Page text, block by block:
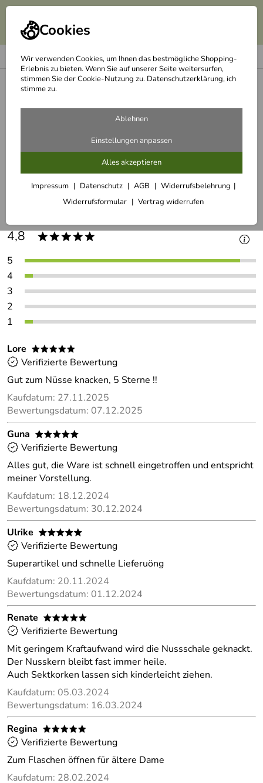
Cookies
Wir verwenden Cookies, um Ihnen das bestmögliche Shopping-
Erlebnis zu bieten. Wenn Sie auf unserer Seite weitersurfen,
stimmen Sie der Cookie-Nutzung zu. Datenschutzerklärung, ich
stimme zu.
Ablehnen
Einstellungen anpassen
Alles akzeptieren
Impressum Datenschutz AGB
Widerrufsbelehrung
Widerrufsformular
Vertrag widerrufen
Westmark Nussknacker & Sektzange Nussprofi Black Edition
zurück zum Artikel
Kundenbewertungen für Westmark
Nussknacker & Sektzange Nussprofi
Black Edition (29)
4,8 *****
5
4
3
2
1
Lore *****
Verifizierte Bewertung
Gut zum Nüsse knacken, 5 Sterne !!
Kaufdatum: 27.11.2025
Bewertungsdatum: 07.12.2025
Guna
*****
Verifizierte Bewertung
Alles gut, die Ware ist schnell eingetroffen und entspricht
meiner Vorstellung.
Kaufdatum: 18.12.2024
Bewertungsdatum: 30.12.2024
Ulrike
*****
Verifizierte Bewertung
Superartikel und schnelle Lieferuöng
Kaufdatum: 20.11.2024
Bewertungsdatum: 01.12.2024
Renate
*****
Verifizierte Bewertung
Mit geringem Kraftaufwand wird die Nussschale geknackt.
Der Nusskern bleibt fast immer heile.
Auch Sektkorken lassen sich kinderleicht ziehen.
Kaufdatum: 05.03.2024
Bewertungsdatum: 16.03.2024
Regina
*****
Verifizierte Bewertung
Zum Flaschen öffnen für ältere Dame
Kaufdatum: 28.02.2024